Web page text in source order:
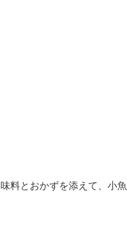
料とおかずを添えて、小